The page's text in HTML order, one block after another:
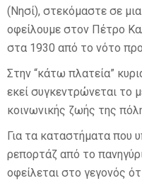
(Νησί), στεκόμαστε σε
οφείλουμε στον Πέτρο
στα 1930 από το νότο
Στην “κάτω πλατεία”
εκεί συγκεντρώνεται το
κοινωνικής ζωής της
Για τα καταστήματα που
ρεπορτάζ από το
οφείλεται στο γεγονός